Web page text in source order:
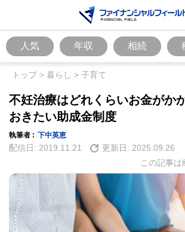
人気 年収 相続
トップ> 暮らし > 子育て
不妊治療はどれくらいお金がか
おきたい助成金制度
執筆者 : 下中英恵
配信日: 2019.11.21 更新日: 2025.09.26
この記事は